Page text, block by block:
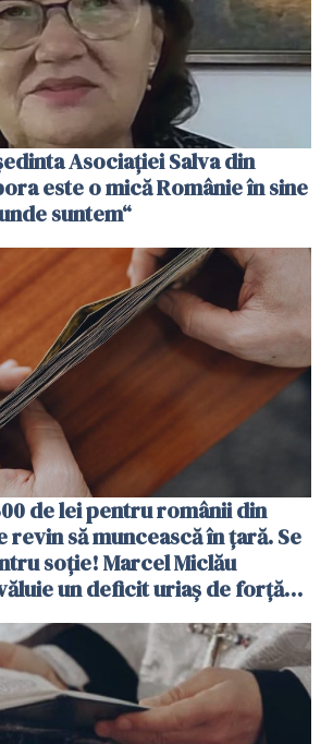
Asociaţiei Salva din
este o mică Românie în sine
suntem“
de lei pentru românii din
revin să muncească în țară. Se
soție! Marcel Miclău
un deficit uriaș de forță